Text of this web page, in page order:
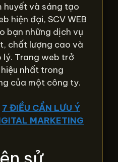
huyết và sáng tạo
hiện đại, SCV WEB
bạn những dịch vụ
chất lượng cao và
lý. Trang web trở
nhất trong
của một công ty.
7 ĐIỀU CẦN LƯU Ý
MARKETING